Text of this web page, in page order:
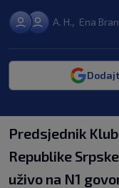
A. H., Ena
Predsjednik
Republike
uživo na N1